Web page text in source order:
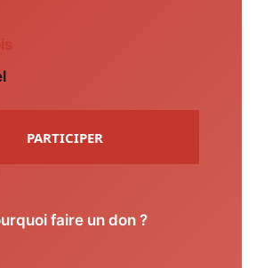
PARTICIPER
faire un don ?